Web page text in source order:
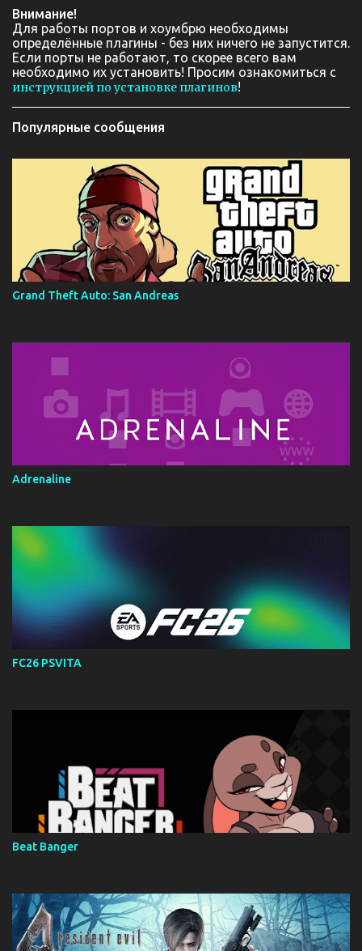
Внимание!
Для работы портов и хоумбрю необходимы
определённые плагины - без них ничего не запустится.
Если порты не работают, то скорее всего вам
необходимо их установить! Просим ознакомиться с
инструкцией по установке плагинов!
Популярные сообщения
Grand Theft Auto: San Andreas
Adrenaline
FC26 PSVITA
Beat Banger